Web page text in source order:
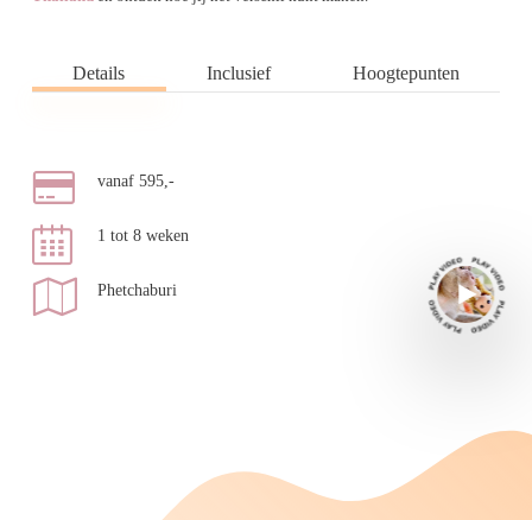
Details Inclusief Hoogtepunten
vanaf 595,-
1 tot 8 weken
Phetchaburi